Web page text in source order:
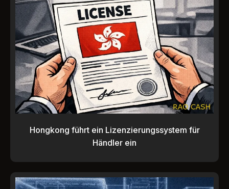
Hongkong führt ein Lizenzierungssystem für
Händler ein